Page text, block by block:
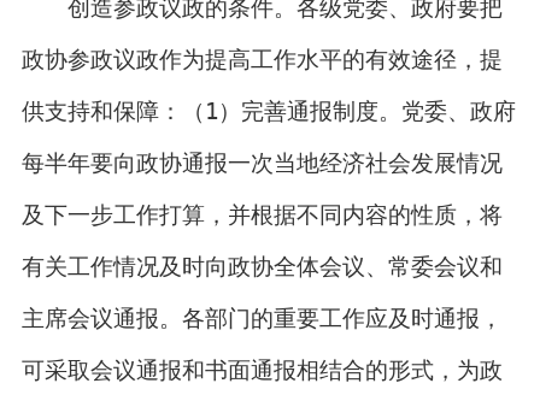
创造参政议政的条件。各级党委、政府要把
政协参政议政作为提高工作水平的有效途径，提
供支持和保障：（1）完善通报制度。党委、政府
每半年要向政协通报一次当地经济社会发展情况
及下一步工作打算，并根据不同内容的性质，将
有关工作情况及时向政协全体会议、常委会议和
主席会议通报。各部门的重要工作应及时通报，
可采取会议通报和书面通报相结合的形式，为政